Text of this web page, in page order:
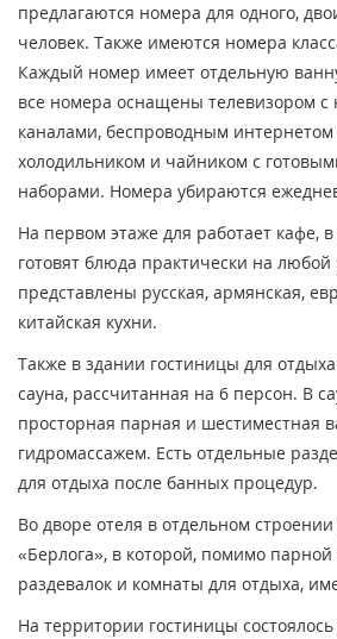
предлагаются номера для одного,
человек. Также имеются номера
Каждый номер имеет отдельную
все номера оснащены телевизором с
каналами, беспроводным интернетом
холодильником и чайником с
наборами. Номера убираются
На первом этаже для работает кафе, в
готовят блюда практически на
представлены русская, армянская,
китайская кухни.
Также в здании гостиницы для
сауна, рассчитанная на 6 персон. В
просторная парная и шестиместная
гидромассажем. Есть отдельные
для отдыха после банных процедур.
Во дворе отеля в отдельном
«Берлога», в которой, помимо
раздевалок и комнаты для отдыха,
На территории гостиницы